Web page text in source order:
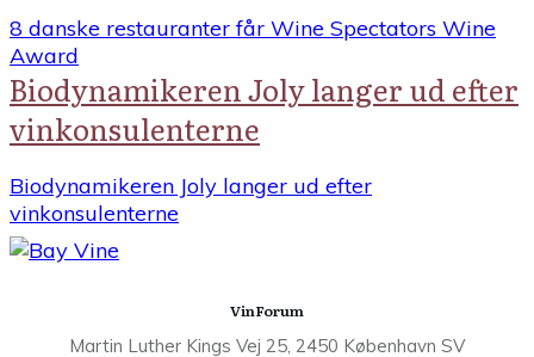
8 danske restauranter får Wine Spectators Wine
Award
Biodynamikeren Joly langer ud efter
vinkonsulenterne
Biodynamikeren Joly langer ud efter
vinkonsulenterne
VinForum
Martin Luther Kings Vej 25, 2450 København SV